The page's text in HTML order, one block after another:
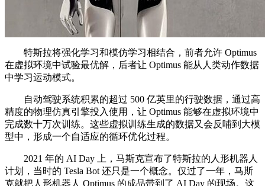
特斯拉将强化学习和模仿学习相结合，前者允许 Optimus
在虚拟环境中试验最优解，后者让 Optimus 能从人类动作数据
中学习运动模式。
自动驾驶系统积累的超过 500 亿英里的行驶数据，通过高
精度的物理仿真引擎投入使用，让 Optimus 能够在虚拟环境中
完成数十万次训练。这些虚拟训练生成的数据又会反哺到大模
型中，形成一个自适应的循环优化过程。
2021 年的 AI Day 上，马斯克宣布了特斯拉的人形机器人
计划，当时的 Tesla Bot 还只是一个概念。仅过了一年，马斯
克就把人形机器人 Optimus 的成品带到了 AI Day 的现场。这